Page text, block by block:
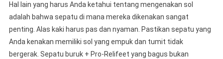
Hal lain yang harus Anda ketahui tentang mengenakan sol
adalah bahwa sepatu di mana mereka dikenakan sangat
penting. Alas kaki harus pas dan nyaman. Pastikan sepatu yang
Anda kenakan memiliki sol yang empuk dan tumit tidak
bergerak. Sepatu buruk + Pro-Relifeet yang bagus bukan